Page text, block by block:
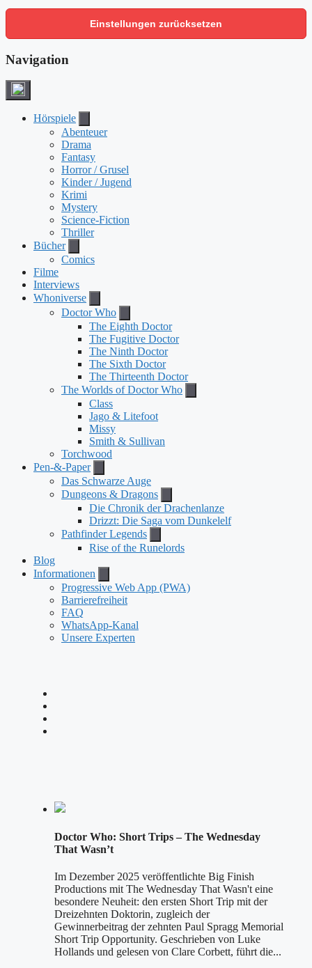
Einstellungen zurücksetzen
Navigation
Hörspiele
Abenteuer
Drama
Fantasy
Horror / Grusel
Kinder / Jugend
Krimi
Mystery
Science-Fiction
Thriller
Bücher
Comics
Filme
Interviews
Whoniverse
Doctor Who
The Eighth Doctor
The Fugitive Doctor
The Ninth Doctor
The Sixth Doctor
The Thirteenth Doctor
The Worlds of Doctor Who
Class
Jago & Litefoot
Missy
Smith & Sullivan
Torchwood
Pen-&-Paper
Das Schwarze Auge
Dungeons & Dragons
Die Chronik der Drachenlanze
Drizzt: Die Saga vom Dunkelelf
Pathfinder Legends
Rise of the Runelords
Blog
Informationen
Progressive Web App (PWA)
Barrierefreiheit
FAQ
WhatsApp-Kanal
Unsere Experten
Doctor Who: Short Trips – The Wednesday
That Wasn’t
Im Dezember 2025 veröffentlichte Big Finish
Productions mit The Wednesday That Wasn't eine
besondere Neuheit: den ersten Short Trip mit der
Dreizehnten Doktorin, zugleich der
Gewinnerbeitrag der zehnten Paul Spragg Memorial
Short Trip Opportunity. Geschrieben von Luke
Hollands und gelesen von Clare Corbett, führt die...